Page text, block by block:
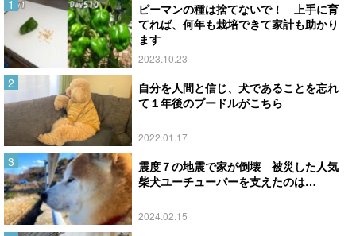
ピーマンの種は捨てないで！ 上手に育
てれば、何年も栽培できて家計も助かり
ます
2023.10.23
自分を人間と信じ、犬であることを忘れ
て１年後のプードルがこちら
2022.01.17
震度７の地震で家が倒壊 被災した人気
柴犬ユーチューバーを支えたのは…
2024.02.15